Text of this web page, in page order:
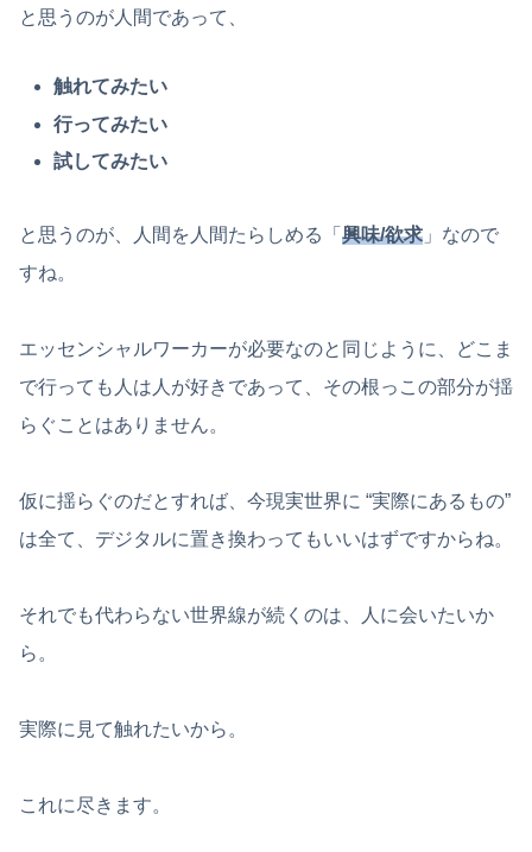
と思うのが人間であって、
触れてみたい
行ってみたい
試してみたい
と思うのが、人間を人間たらしめる「 興味/欲求 」なので
すね。
エッセンシャルワーカーが必要なのと同じように、どこま
で行っても人は人が好きであって、その根っこの部分が揺
らぐことはありません。
仮に揺らぐのだとすれば、今現実世界に “実際にあるもの”
は全て、デジタルに置き換わってもいいはずですからね。
それでも代わらない世界線が続くのは、人に会いたいか
ら。
実際に見て触れたいから。
これに尽きます。